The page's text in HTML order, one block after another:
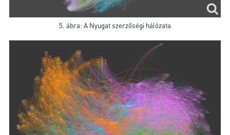
5. ábra: A Nyugat szerzőségi hálózata